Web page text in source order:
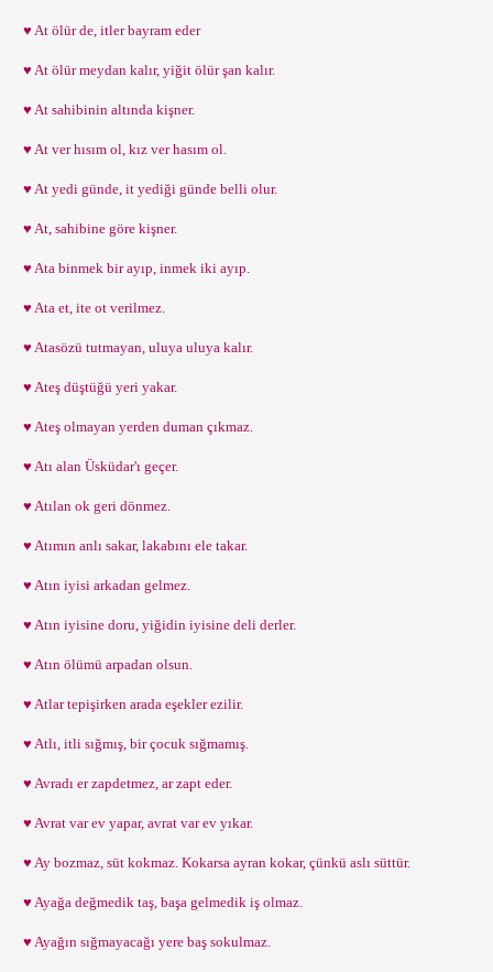
♥ At ölür de, itler bayram eder
♥ At ölür meydan kalır, yiğit ölür şan kalır.
♥ At sahibinin altında kişner.
♥ At ver hısım ol, kız ver hasım ol.
♥ At yedi günde, it yediği günde belli olur.
♥ At, sahibine göre kişner.
♥ Ata binmek bir ayıp, inmek iki ayıp.
♥ Ata et, ite ot verilmez.
♥ Atasözü tutmayan, uluya uluya kalır.
♥ Ateş düştüğü yeri yakar.
♥ Ateş olmayan yerden duman çıkmaz.
♥ Atı alan Üsküdar'ı geçer.
♥ Atılan ok geri dönmez.
♥ Atımın anlı sakar, lakabını ele takar.
♥ Atın iyisi arkadan gelmez.
♥ Atın iyisine doru, yiğidin iyisine deli derler.
♥ Atın ölümü arpadan olsun.
♥ Atlar tepişirken arada eşekler ezilir.
♥ Atlı, itli sığmış, bir çocuk sığmamış.
♥ Avradı er zapdetmez, ar zapt eder.
♥ Avrat var ev yapar, avrat var ev yıkar.
♥ Ay bozmaz, süt kokmaz. Kokarsa ayran kokar, çünkü aslı süttür.
♥ Ayağa değmedik taş, başa gelmedik iş olmaz.
♥ Ayağın sığmayacağı yere baş sokulmaz.